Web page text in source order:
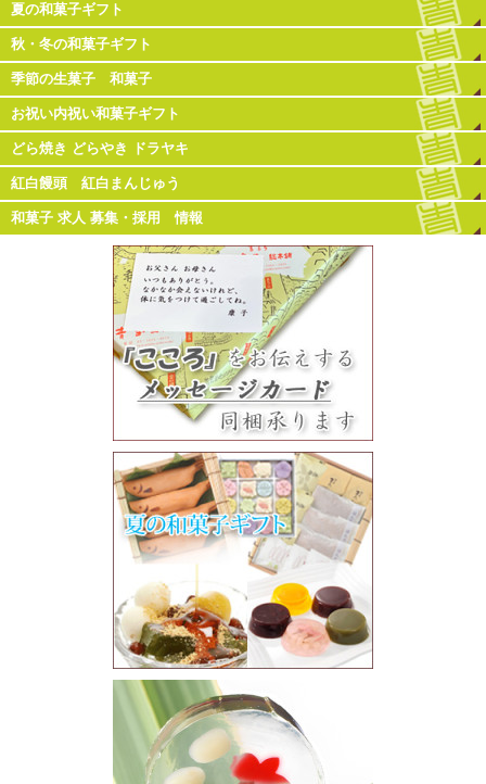
夏の和菓子ギフト
秋・冬の和菓子ギフト
季節の生菓子 和菓子
お祝い内祝い和菓子ギフト
どら焼き どらやき ドラヤキ
紅白饅頭 紅白まんじゅう
和菓子 求人 募集・採用 情報